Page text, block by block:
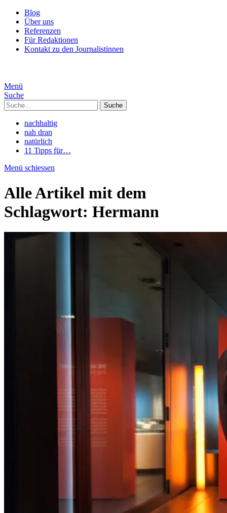
Blog
Über uns
Referenzen
Für Redaktionen
Kontakt zu den Journalistinnen
Menü
Suche
Suche
nachhaltig
nah dran
natürlich
11 Tipps für…
Menü schiessen
Alle Artikel mit dem
Schlagwort: Hermann